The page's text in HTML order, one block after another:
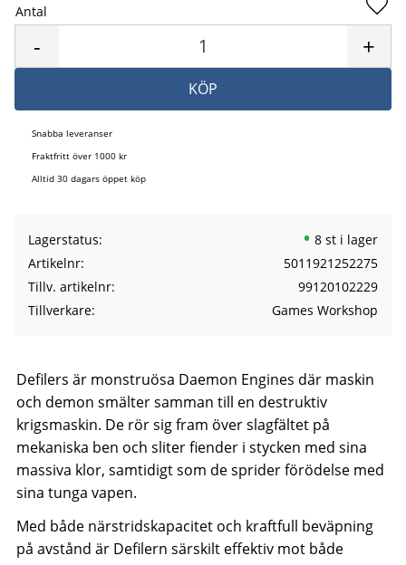
Antal
+
-
KÖP
Snabba leveranser
Fraktfritt över 1000 kr
Alltid 30 dagars öppet köp
Lagerstatus
8 st i lager
Artikelnr
5011921252275
Tillv. artikelnr
99120102229
Tillverkare
Games Workshop
Defilers är monstruösa Daemon Engines där maskin
och demon smälter samman till en destruktiv
krigsmaskin. De rör sig fram över slagfältet på
mekaniska ben och sliter fiender i stycken med sina
massiva klor, samtidigt som de sprider förödelse med
sina tunga vapen.
Med både närstridskapacitet och kraftfull beväpning
på avstånd är Defilern särskilt effektiv mot både